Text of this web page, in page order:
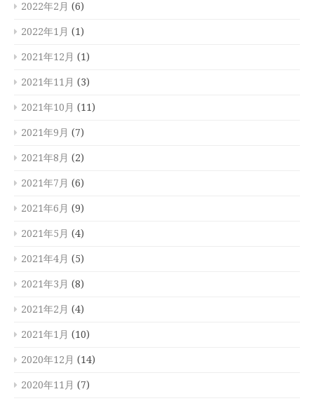
2022年2月 (6)
2022年1月 (1)
2021年12月 (1)
2021年11月 (3)
2021年10月 (11)
2021年9月 (7)
2021年8月 (2)
2021年7月 (6)
2021年6月 (9)
2021年5月 (4)
2021年4月 (5)
2021年3月 (8)
2021年2月 (4)
2021年1月 (10)
2020年12月 (14)
2020年11月 (7)